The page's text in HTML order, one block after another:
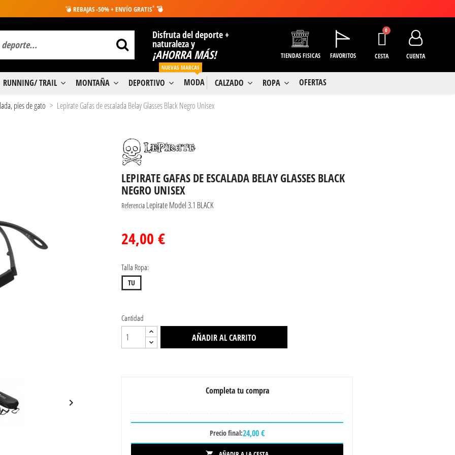
💣 REBAJAS -50% + ENVÍO GRATIS* 💣
Disfruta del deporte +
naturaleza y
¡AHORRA MÁS! TIENDAS FISICAS FAVORITOS CESTA CUENTA
RUNNING/ TRAIL MONTAÑA DEPORTIVO MODA
NUEVAS MARCAS
CALZADO ROPA OFERTAS
pies de gato Lepirate Gafas de escalada Belay Glasses Black Negro Unisex

LEPIRATE GAFAS DE ESCALADA BELAY GLASSES BLACK
NEGRO UNISEX
Referencia Lepirate Model 3.1 BLACK
24,00 €
Talla Ropa:
TU
Cantidad
AÑADIR AL CARRITO
Completa tu compra
Precio final:24,00 €